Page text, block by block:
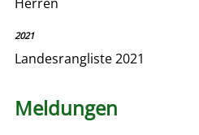
2021
Landesrangliste 2021
Meldungen